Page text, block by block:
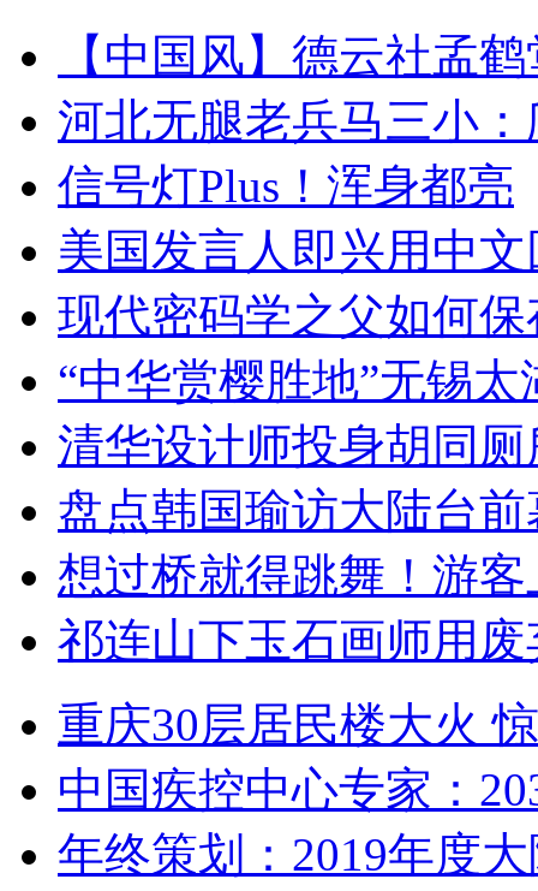
【中国风】德云社孟
河北无腿老兵马三小
信号灯Plus！浑身都亮
美国发言人即兴用中
现代密码学之父如何
“中华赏樱胜地”无锡
清华设计师投身胡同
盘点韩国瑜访大陆台
想过桥就得跳舞！游客
祁连山下玉石画师用
重庆30层居民楼大火
中国疾控中心专家：
年终策划：2019年度